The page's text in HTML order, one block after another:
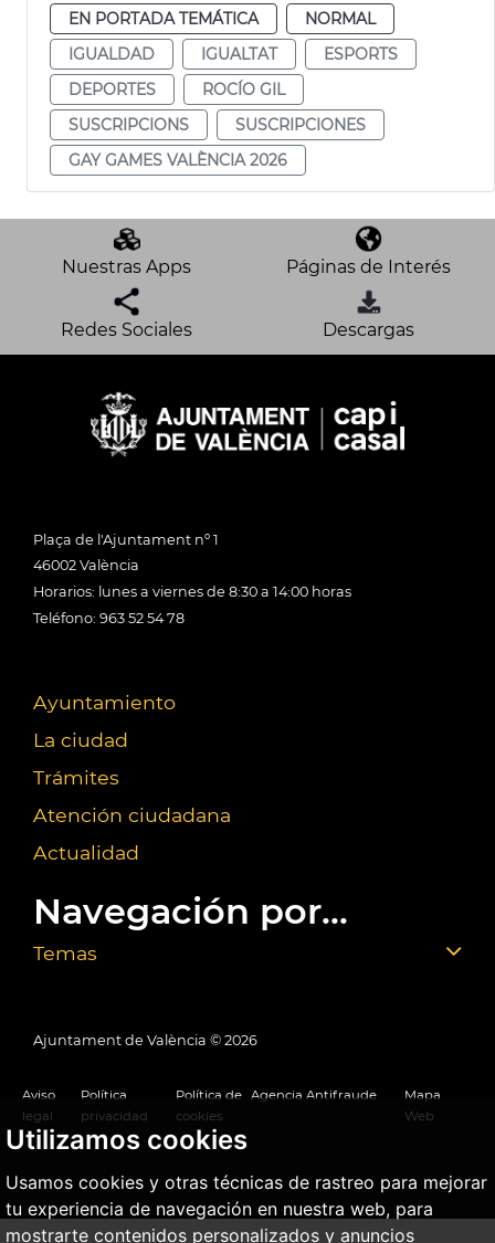
Utilizamos cookies
Usamos cookies y otras técnicas de rastreo para mejorar
tu experiencia de navegación en nuestra web, para
mostrarte contenidos personalizados y anuncios
EN PORTADA TEMÁTICA
NORMAL
IGUALDAD
IGUALTAT
ESPORTS
DEPORTES
ROCÍO GIL
SUSCRIPCIONS
SUSCRIPCIONES
GAY GAMES VALÈNCIA 2026
Nuestras Apps Páginas de Interés
Redes Sociales Descargas
Plaça de l'Ajuntament nº 1
46002 València
Horarios: lunes a viernes de 8:30 a 14:00 horas
Teléfono: 963 52 54 78
Ayuntamiento
La ciudad
Trámites
Atención ciudadana
Actualidad
Navegación por...
Temas
Ajuntament de València © 2026
Aviso
legal
Política
privacidad
Política de
cookies
Agencia Antifraude
Mapa
Web